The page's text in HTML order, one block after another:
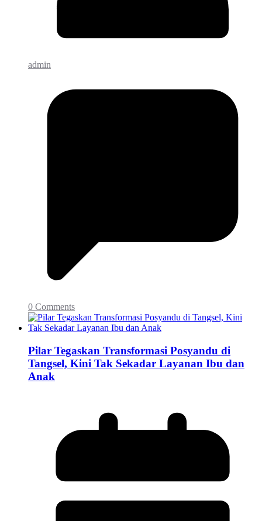
admin
0 Comments
Pilar Tegaskan Transformasi Posyandu di
Tangsel, Kini Tak Sekadar Layanan Ibu dan
Anak